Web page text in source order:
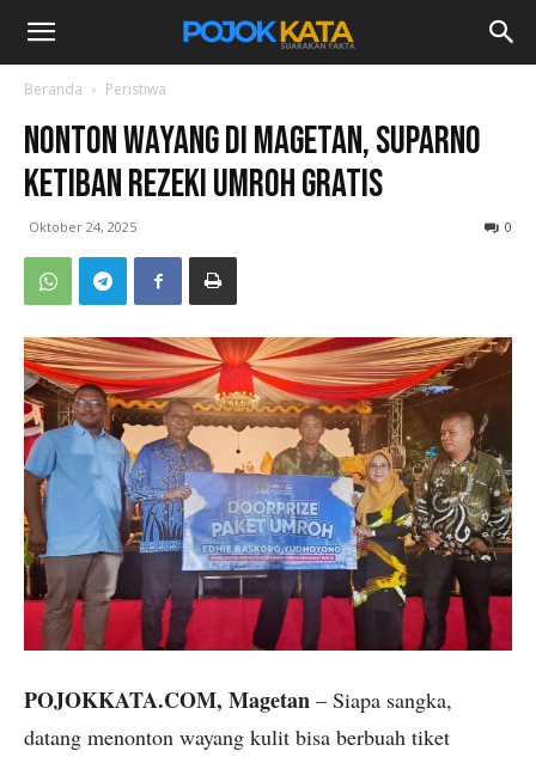
Beranda Peristiwa
Nonton Wayang di Magetan, Suparno
Ketiban Rezeki Umroh Gratis
Oktober 24, 2025 0
POJOKKATA.COM, Magetan – Siapa sangka,
datang menonton wayang kulit bisa berbuah tiket